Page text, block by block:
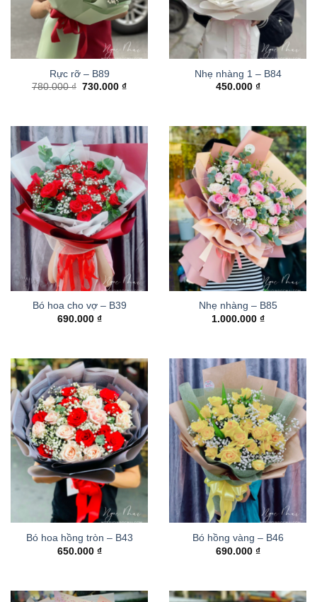
Rực rỡ – B89
780.000₫ Giá
730.000₫Giá
Nhẹ nhàng 1 – B84
450.000 ₫
Bó hoa cho vợ – B39
690.000 ₫
Nhẹ nhàng – B85
1.000.000 ₫
Bó hoa hồng tròn – B43
650.000 ₫
Bó hồng vàng – B46
690.000 ₫